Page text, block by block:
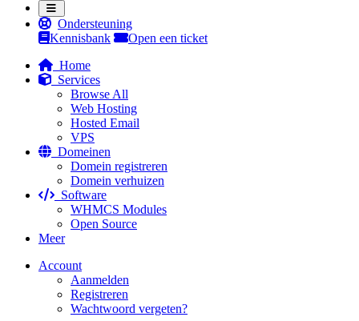
Ondersteuning
Kennisbank
Open een ticket
Home
Services
Browse All
Web Hosting
Hosted Email
VPS
Domeinen
Domein registreren
Domein verhuizen
Software
WHMCS Modules
Open Source
Meer
Account
Aanmelden
Registreren
Wachtwoord vergeten?